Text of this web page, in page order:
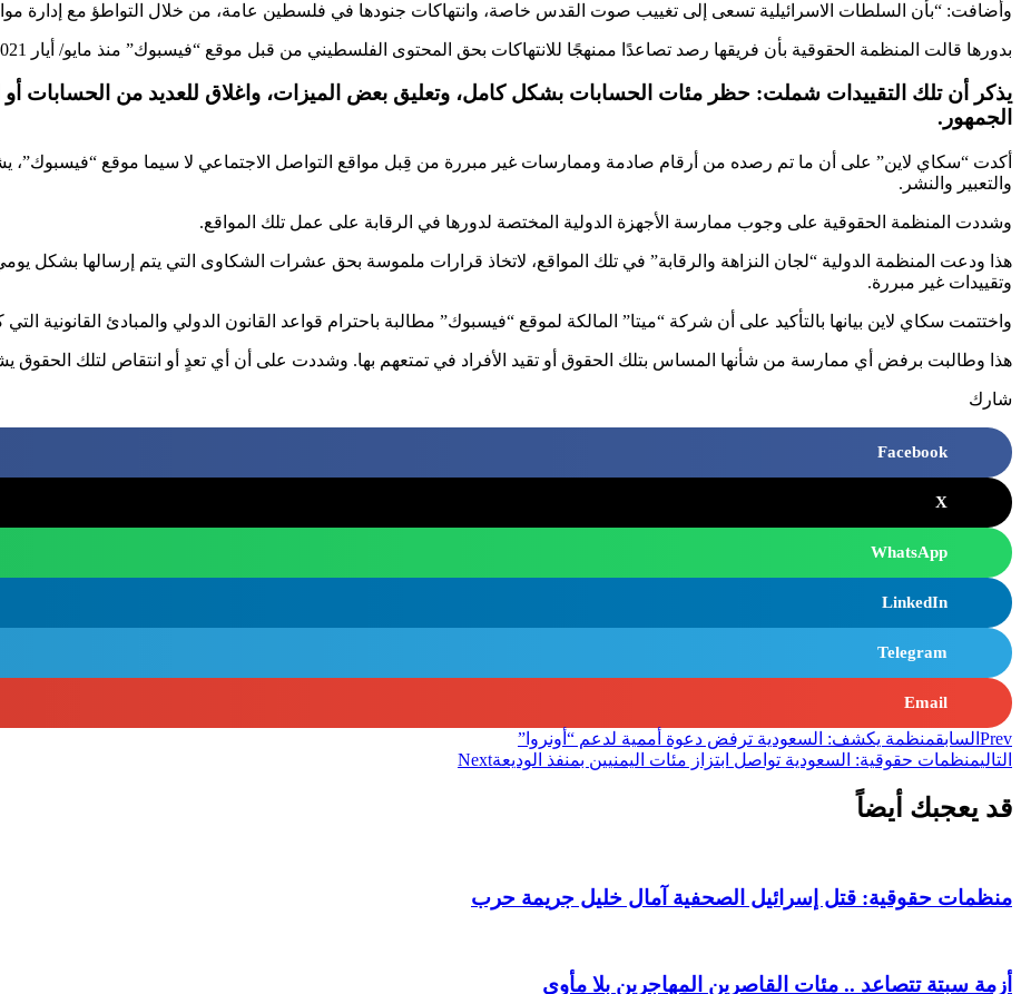
وأضافت: “بأن السلطات الاسرائيلية تسعى إلى تغييب صوت القدس خاصة، وانتهاكات جنودها في فلسطين عامة، من خلال التواطؤ مع إدارة
بدورها قالت المنظمة الحقوقية بأن فريقها رصد تصاعدًا ممنهجًا للانتهاكات بحق المحتوى الفلسطيني من قبل موقع “فيسبوك” منذ مايو/ أيار 2021 إلى هذا اليوم.
يذكر أن تلك التقييدات شملت: حظر مئات الحسابات بشكل كامل، وتعليق بعض الميزات، واغلاق للعديد من الحسابات
الجمهور.
أكدت “سكاي لاين” على أن ما تم رصده من أرقام صادمة وممارسات غير مبررة من قِبل مواقع التواصل الاجتماعي لا سيما موقع “فيسبوك”،
والتعبير والنشر.
وشددت المنظمة الحقوقية على وجوب ممارسة الأجهزة الدولية المختصة لدورها في الرقابة على عمل تلك المواقع.
هذا ودعت المنظمة الدولية “لجان النزاهة والرقابة” في تلك المواقع، لاتخاذ قرارات ملموسة بحق عشرات الشكاوى التي يتم إرسالها بشكل
وتقييدات غير مبررة.
واختتمت سكاي لاين بيانها بالتأكيد على أن شركة “ميتا” المالكة لموقع “فيسبوك” مطالبة باحترام قواعد القانون الدولي والمبادئ القانونية
هذا وطالبت برفض أي ممارسة من شأنها المساس بتلك الحقوق أو تقيد الأفراد في تمتعهم بها. وشددت على أن أي تعدٍ أو انتقاص لتلك الحقوق
شارك
Facebook
X
WhatsApp
LinkedIn
Telegram
Email
Prev السابقمنظمة يكشف: السعودية ترفض دعوة أممية لدعم “أونروا”
التاليمنظمات حقوقية: السعودية تواصل ابتزاز مئات اليمنيين بمنفذ الوديعةNext
قد يعجبك أيضاً
منظمات حقوقية: قتل إسرائيل الصحفية آمال خليل جريمة حرب
أزمة سبتة تتصاعد .. مئات القاصرين المهاجرين بلا مأوى